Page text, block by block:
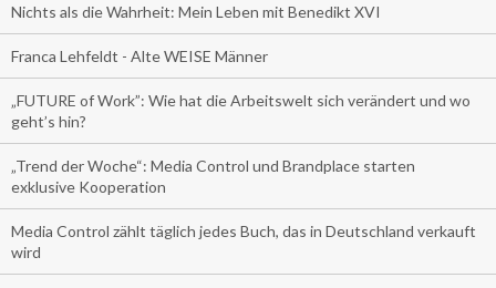
Nichts als die Wahrheit: Mein Leben mit Benedikt XVI
Franca Lehfeldt - Alte WEISE Männer
„FUTURE of Work”: Wie hat die Arbeitswelt sich verändert und wo
geht’s hin?
„Trend der Woche“: Media Control und Brandplace starten
exklusive Kooperation
Media Control zählt täglich jedes Buch, das in Deutschland verkauft
wird